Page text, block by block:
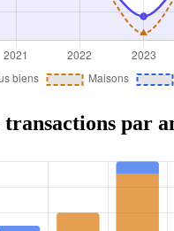
transactions par